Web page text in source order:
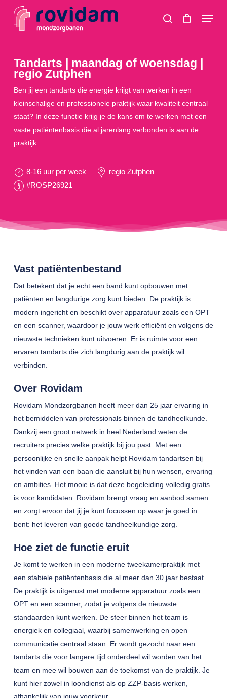
search
Menu
Tandarts | maandag of woensdag |
regio Zutphen
Ben jij een tandarts die energie krijgt van werken in een
kleinschalige en professionele praktijk waar kwaliteit centraal
staat? In deze functie krijg je de kans om te werken met een
vaste patiëntenbasis die al jarenlang verbonden is aan de
praktijk.
8-16 uur per week
regio Zutphen
#ROSP26921
Vast patiëntenbestand
Dat betekent dat je echt een band kunt opbouwen met
patiënten en langdurige zorg kunt bieden. De praktijk is
modern ingericht en beschikt over apparatuur zoals een OPT
en een scanner, waardoor je jouw werk efficiënt en volgens de
nieuwste technieken kunt uitvoeren. Er is ruimte voor een
ervaren tandarts die zich langdurig aan de praktijk wil
verbinden.
Over Rovidam
Rovidam Mondzorgbanen heeft meer dan 25 jaar ervaring in
het bemiddelen van professionals binnen de tandheelkunde.
Dankzij een groot netwerk in heel Nederland weten de
recruiters precies welke praktijk bij jou past. Met een
persoonlijke en snelle aanpak helpt Rovidam tandartsen bij
het vinden van een baan die aansluit bij hun wensen, ervaring
en ambities. Het mooie is dat deze begeleiding volledig gratis
is voor kandidaten. Rovidam brengt vraag en aanbod samen
en zorgt ervoor dat jij je kunt focussen op waar je goed in
bent: het leveren van goede tandheelkundige zorg.
Hoe ziet de functie eruit
Je komt te werken in een moderne tweekamerpraktijk met
een stabiele patiëntenbasis die al meer dan 30 jaar bestaat.
De praktijk is uitgerust met moderne apparatuur zoals een
OPT en een scanner, zodat je volgens de nieuwste
standaarden kunt werken. De sfeer binnen het team is
energiek en collegiaal, waarbij samenwerking en open
communicatie centraal staan. Er wordt gezocht naar een
tandarts die voor langere tijd onderdeel wil worden van het
team en mee wil bouwen aan de toekomst van de praktijk. Je
kunt hier zowel in loondienst als op ZZP-basis werken,